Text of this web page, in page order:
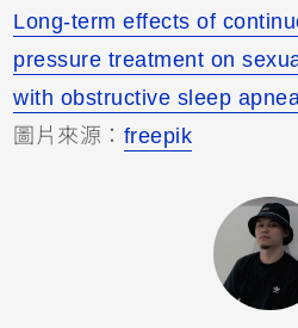
Long-term effects of
pressure treatment on
with obstructive sleep
圖片來源： freepik